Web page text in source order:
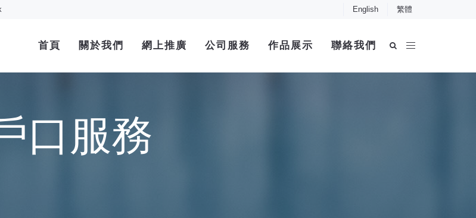
English 繁體
首頁 關於我們 網上推廣 公司服務 作品展示 聯絡我們
口服務